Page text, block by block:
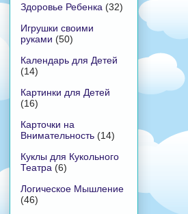
Здоровье Ребенка (32)
Игрушки своими
руками (50)
Календарь для Детей
(14)
Картинки для Детей
(16)
Карточки на
Внимательность (14)
Куклы для Кукольного
Театра (6)
Логическое Мышление
(46)